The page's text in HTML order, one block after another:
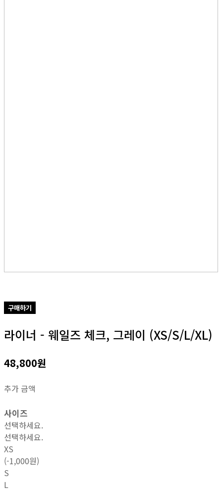
구매하기
라이너 - 웨일즈 체크, 그레이 (XS/S/L/XL)
48,800원
추가 금액
사이즈
선택하세요.
선택하세요.
XS
(-1,000원)
S
L